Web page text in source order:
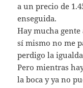
a un precio de
enseguida.
Hay mucha gente
sí mismo no me
perdigo la
Pero mientras
la boca y ya no